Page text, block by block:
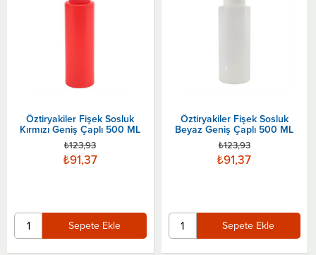
Öztiryakiler Fişek Sosluk
Kırmızı Geniş Çaplı 500 ML
₺91,37
₺123,93
Sepete Ekle
Öztiryakiler Fişek Sosluk
Beyaz Geniş Çaplı 500 ML
₺91,37
₺123,93
Sepete Ekle